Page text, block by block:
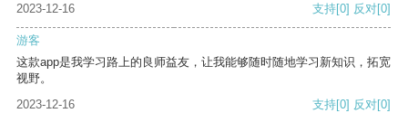
2023-12-16 支持[0] 反对[0]
游客
这款app是我学习路上的良师益友，让我能够随时随地学习新知识，拓宽
视野。
2023-12-16
支持[0] 反对[0]